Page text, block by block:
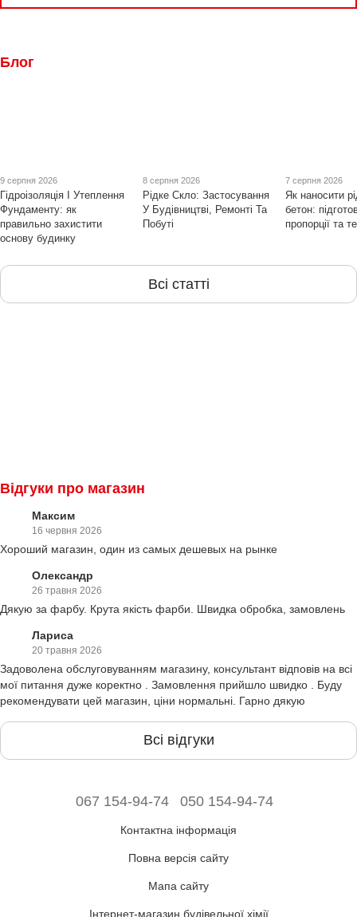
Блог
9 серпня 2026
Гідроізоляція І Утеплення
Фундаменту: як
правильно захистити
основу будинку
8 серпня 2026
Рідке Скло: Застосування
У Будівництві, Ремонті Та
Побуті
7 серпня 2026
Як наносити
бетон:
пропорції та
Всі статті
Відгуки про магазин
Максим
16 червня 2026
Хороший магазин, один из самых дешевых на рынке
Олександр
26 травня 2026
Дякую за фарбу. Крута якість фарби. Швидка обробка, замовлень
Лариса
20 травня 2026
Задоволена обслуговуванням магазину, консультант відповів на всі
мої питання дуже коректно . Замовлення прийшло швидко . Буду
рекомендувати цей магазин, ціни нормальні. Гарно дякую
Всі відгуки
067 154-94-74 050 154-94-74
Контактна інформація
Повна версія сайту
Мапа сайту
Інтернет-магазин будівельної хімії